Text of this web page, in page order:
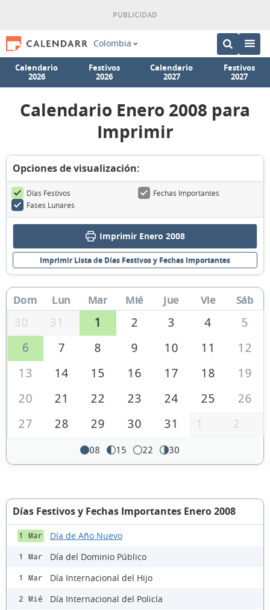
Colombia
Calendario
2026
Festivos
2026
Calendario
2027
Festivos
2027
Calendario Enero 2008 para
Imprimir
Opciones de visualización:
Días Festivos
Fechas Importantes
Fases Lunares
Imprimir Enero 2008
Imprimir Lista de Días Festivos y Fechas Importantes
Dom Lun Mar Mié Jue Vie Sáb
30 31 1 2 3 4
5
6
7 8 9 10 11
12
13
14 15 16 17 18
19
20
21 22 23 24 25
26
27
28 29 30 31 1 2
08 15 22 30
Días Festivos y Fechas Importantes Enero 2008
1 Mar Día de Año Nuevo
1 Mar Día del Dominio Público
1 Mar Día Internacional del Hijo
2 Mié Día Internacional del Policía